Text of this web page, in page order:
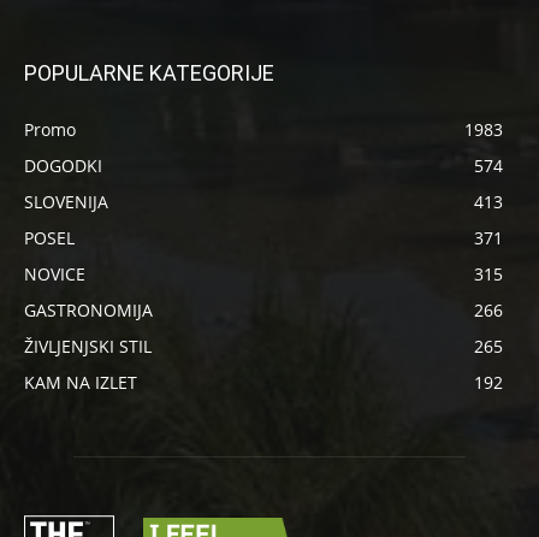
POPULARNE KATEGORIJE
Promo
1983
DOGODKI
574
SLOVENIJA
413
POSEL
371
NOVICE
315
GASTRONOMIJA
266
ŽIVLJENJSKI STIL
265
KAM NA IZLET
192